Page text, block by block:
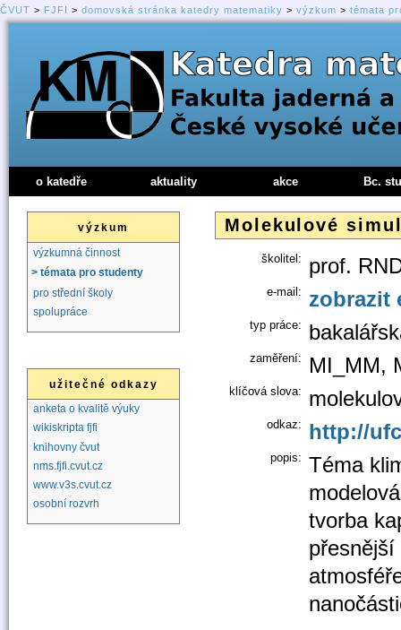
ČVUT > FJFI > domovská stránka katedry matematiky > výzkum > témata
Molekulové
školitel: prof.
e-mail: zobrazit
typ práce:
zaměření: MI_MM,
klíčová slova:
odkaz: http://
popis: Téma
tvorba
o katedře aktuality akce Bc.
výzkum
výzkumná činnost
> témata pro studenty
pro střední školy
spolupráce
užitečné odkazy
anketa o kvalitě výuky
wikiskripta fjfi
knihovny čvut
nms.fjfi.cvut.cz
www.v3s.cvut.cz
osobní rozvrh